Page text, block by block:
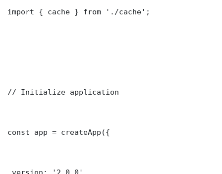
import { cache } from './cache';
// Initialize application
const app = createApp({
version: '2.0.0'